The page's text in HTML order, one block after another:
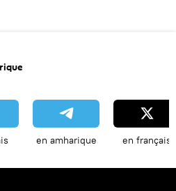
en amharique en français